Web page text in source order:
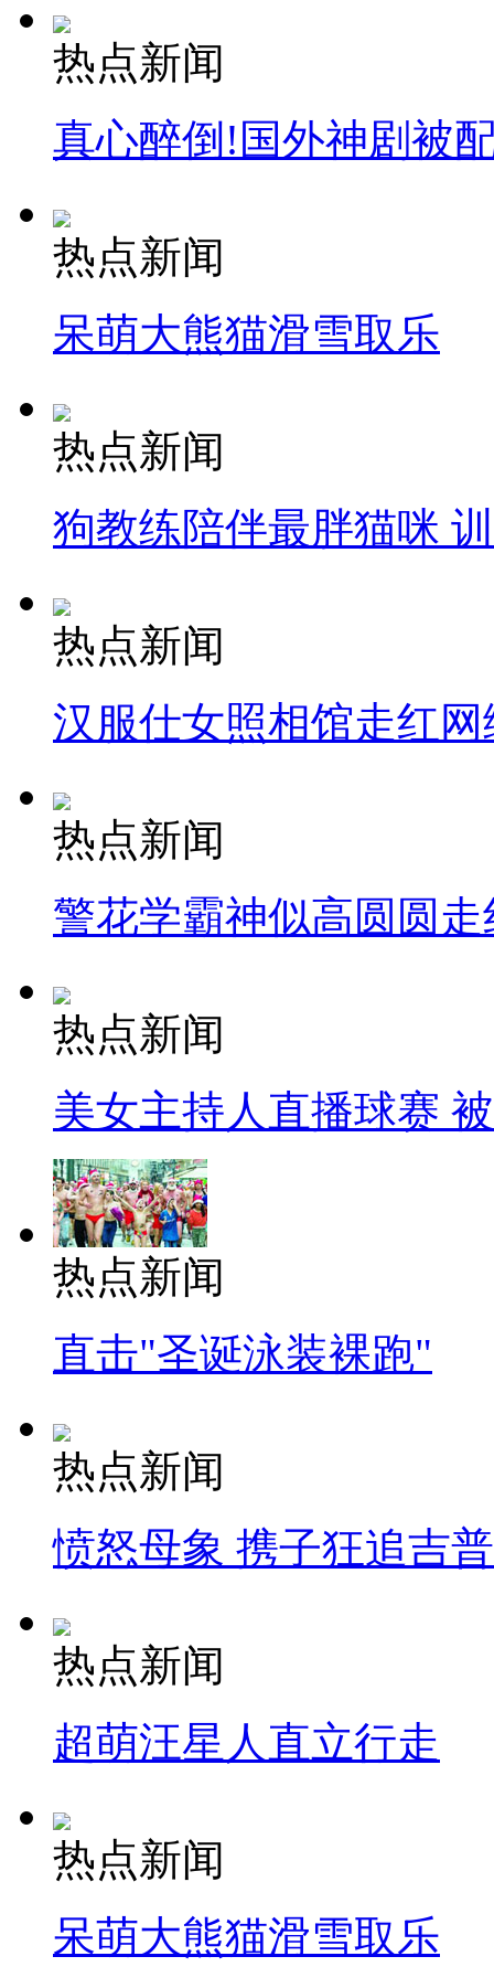
热点新闻
真心醉倒!国外神剧被
热点新闻
呆萌大熊猫滑雪取乐
热点新闻
狗教练陪伴最胖猫咪
热点新闻
汉服仕女照相馆走红网
热点新闻
警花学霸神似高圆圆走
热点新闻
美女主持人直播球赛
热点新闻
直击"圣诞泳装裸跑"
热点新闻
愤怒母象 携子狂追吉
热点新闻
超萌汪星人直立行走
热点新闻
呆萌大熊猫滑雪取乐